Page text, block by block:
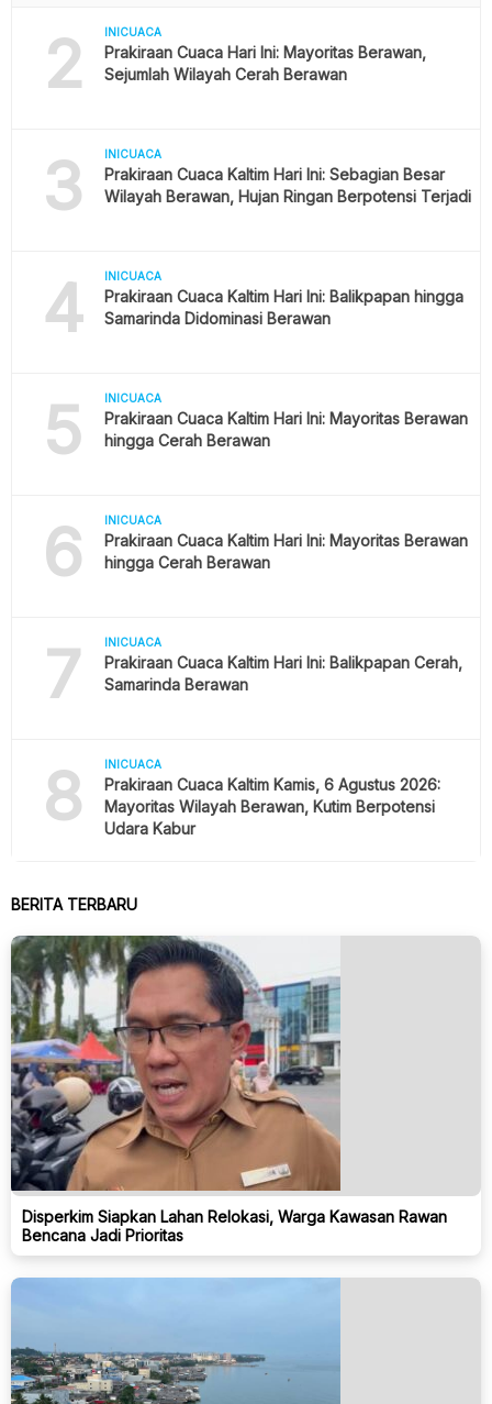
2 INICUACA
Prakiraan Cuaca Hari Ini: Mayoritas Berawan,
Sejumlah Wilayah Cerah Berawan
3 INICUACA
Prakiraan Cuaca Kaltim Hari Ini: Sebagian Besar
Wilayah Berawan, Hujan Ringan Berpotensi Terjadi
4 INICUACA
Prakiraan Cuaca Kaltim Hari Ini: Balikpapan hingga
Samarinda Didominasi Berawan
5 INICUACA
Prakiraan Cuaca Kaltim Hari Ini: Mayoritas Berawan
hingga Cerah Berawan
6 INICUACA
Prakiraan Cuaca Kaltim Hari Ini: Mayoritas Berawan
hingga Cerah Berawan
7 INICUACA
Prakiraan Cuaca Kaltim Hari Ini: Balikpapan Cerah,
Samarinda Berawan
8 INICUACA
Prakiraan Cuaca Kaltim Kamis, 6 Agustus 2026:
Mayoritas Wilayah Berawan, Kutim Berpotensi
Udara Kabur
BERITA TERBARU
Disperkim Siapkan Lahan Relokasi, Warga Kawasan Rawan
Bencana Jadi Prioritas